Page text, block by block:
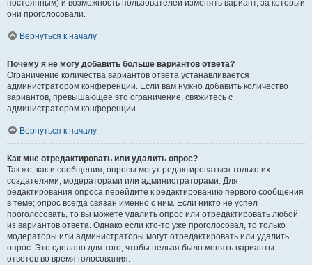
постоянным) и возможность пользователей изменять вариант, за который
они проголосовали.
Вернуться к началу
Почему я не могу добавить больше вариантов ответа?
Ограничение количества вариантов ответа устанавливается
администратором конференции. Если вам нужно добавить количество
вариантов, превышающее это ограничение, свяжитесь с
администратором конференции.
Вернуться к началу
Как мне отредактировать или удалить опрос?
Так же, как и сообщения, опросы могут редактироваться только их
создателями, модераторами или администраторами. Для
редактирования опроса перейдите к редактированию первого сообщения
в теме; опрос всегда связан именно с ним. Если никто не успел
проголосовать, то вы можете удалить опрос или отредактировать любой
из вариантов ответа. Однако если кто-то уже проголосовал, то только
модераторы или администраторы могут отредактировать или удалить
опрос. Это сделано для того, чтобы нельзя было менять варианты
ответов во время голосования.